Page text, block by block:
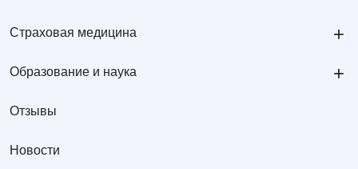
Страховая медицина +
Образование и наука +
Отзывы
Новости